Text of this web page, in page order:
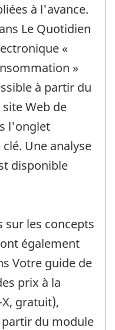
à l'avance.
Le Quotidien
«
»
à partir du
Web de
l'onglet
Une analyse
disponible
sur les concepts
également
Votre guide de
prix à la
gratuit),
du module